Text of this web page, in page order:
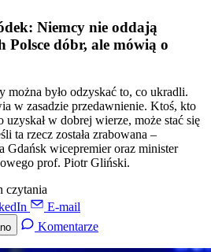
Niemcy nie oddają
Polsce dóbr, ale mówią o
można było odzyskać to, co ukradli.
w zasadzie przedawnienie. Ktoś, kto
uzyskał w dobrej wierze, może stać się
ta rzecz została zrabowana –
Gdańsk wicepremier oraz minister
prof. Piotr Gliński.
czytania
E-mail
Komentarze